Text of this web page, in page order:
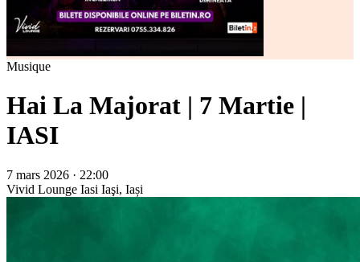
Musique
Hai La Majorat | 7 Martie |
IASI
7 mars 2026 · 22:00
Vivid Lounge Iasi Iaşi, Iași